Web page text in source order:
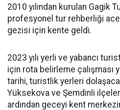
2010 yılından kurulan Gagik
profesyonel tur rehberliği
gezisi için kente geldi.
2023 yılı yerli ve yabancı
için rota belirleme çalışması
tarihi, turistlik yerleri
Yüksekova ve Şemdinli
ardından geceyi kent